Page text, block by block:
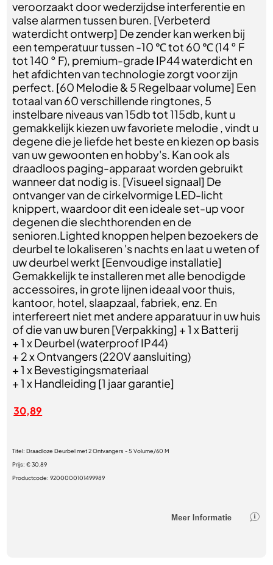
veroorzaakt door wederzijdse interferentie en
valse alarmen tussen buren. [Verbeterd
waterdicht ontwerp] De zender kan werken bij
een temperatuur tussen -10 ℃ tot 60 ℃ (14 ° F
tot 140 ° F), premium-grade IP44 waterdicht en
het afdichten van technologie zorgt voor zijn
perfect. [60 Melodie & 5 Regelbaar volume] Een
totaal van 60 verschillende ringtones, 5
instelbare niveaus van 15db tot 115db, kunt u
gemakkelijk kiezen uw favoriete melodie , vindt u
degene die je liefde het beste en kiezen op basis
van uw gewoonten en hobby's. Kan ook als
draadloos paging-apparaat worden gebruikt
wanneer dat nodig is. [Visueel signaal] De
ontvanger van de cirkelvormige LED-licht
knippert, waardoor dit een ideale set-up voor
degenen die slechthorenden en de
senioren.Lighted knoppen helpen bezoekers de
deurbel te lokaliseren 's nachts en laat u weten of
uw deurbel werkt [Eenvoudige installatie]
Gemakkelijk te installeren met alle benodigde
accessoires, in grote lijnen ideaal voor thuis,
kantoor, hotel, slaapzaal, fabriek, enz. En
interfereert niet met andere apparatuur in uw huis
of die van uw buren [Verpakking] + 1 x Batterij
+ 1 x Deurbel (waterproof IP44)
+ 2 x Ontvangers (220V aansluiting)
+ 1 x Bevestigingsmateriaal
+ 1 x Handleiding [1 jaar garantie]
30,89
Titel:Draadloze Deurbel met 2 Ontvangers - 5 Volume/60 M
Prijs:€ 30,89
Productcode:9200000101499989